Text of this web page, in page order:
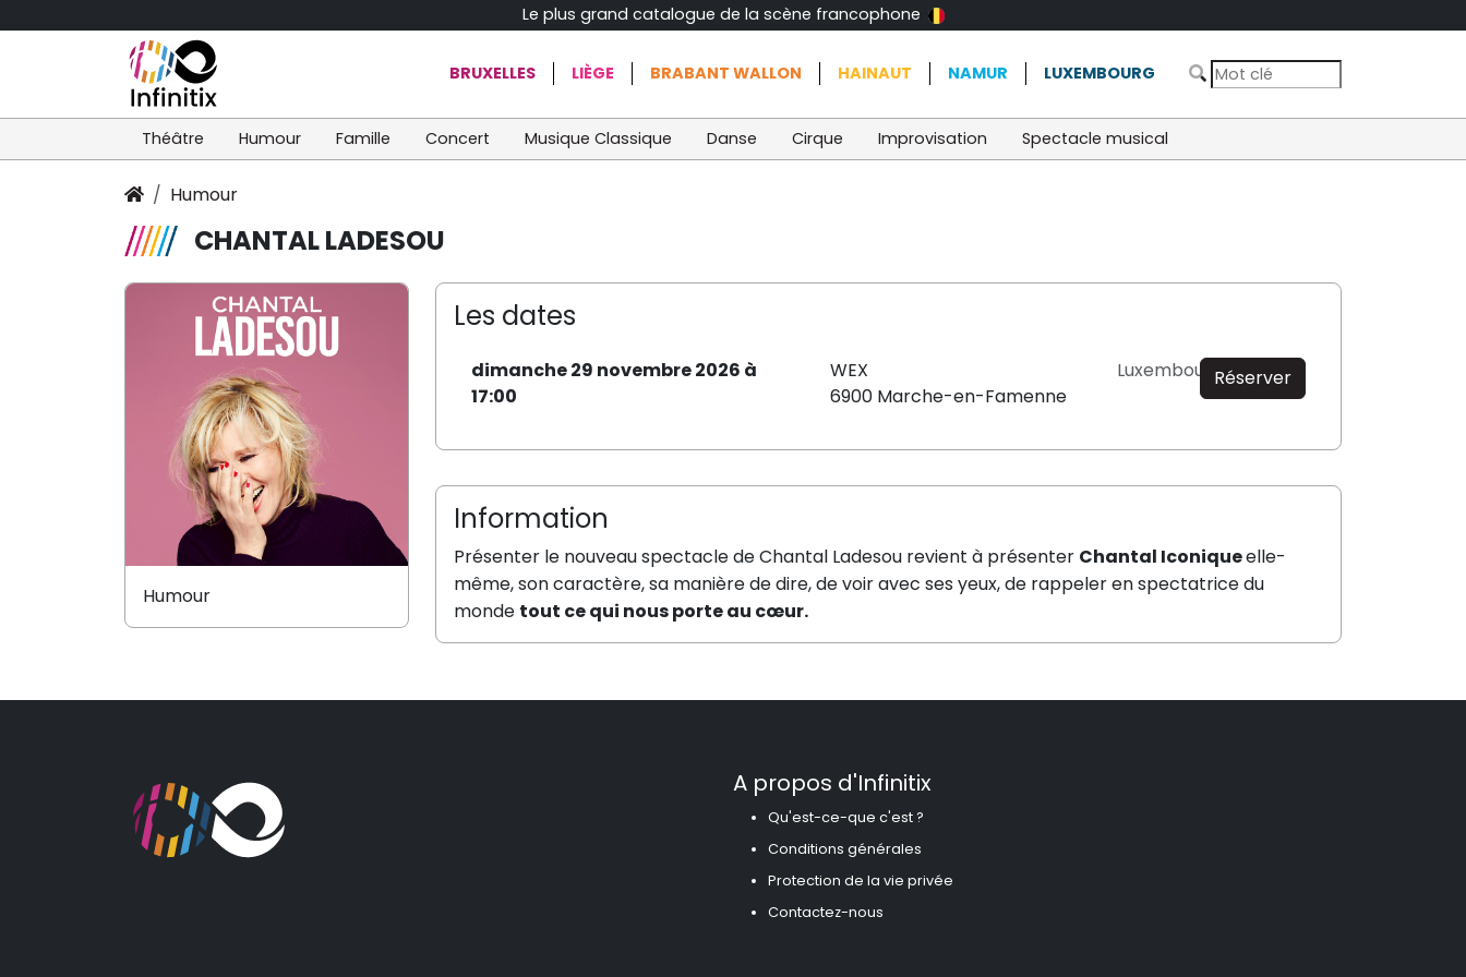
Le plus grand catalogue de la scène francophone
BRUXELLES LIÈGE BRABANT WALLON HAINAUT NAMUR LUXEMBOURG
Théâtre Humour Famille Concert Musique Classique Danse Cirque Improvisation Spectacle musical
Humour
CHANTAL LADESOU
Les dates
dimanche 29 novembre 2026 à
17:00
WEX
6900 Marche-en-Famenne
LuxembourgRéserver
Information
Présenter le nouveau spectacle de Chantal Ladesou revient à présenter Chantal Iconiqueelle-
même, son caractère, sa manière de dire, de voir avec ses yeux, de rappeler en spectatrice du
monde tout ce qui nous porte au cœur.
Humour
A propos d'Infinitix
Qu'est-ce-que c'est ?
Conditions générales
Protection de la vie privée
Contactez-nous